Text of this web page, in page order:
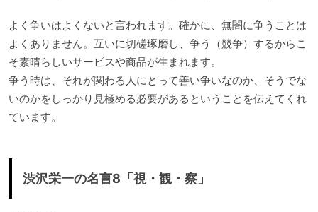
よく争いはよくないと言われます。確かに、無闇に争うことは
よくありません。互いに切磋琢磨し、争う（競争）するからこ
そ素晴らしいサービスや商品が生まれます。
争う時は、それが関わる人にとって善い争いなのか、そうでな
いのかをしっかり見極める必要があるということを伝えてくれ
ています。
渋沢栄一の名言8「視・観・察」